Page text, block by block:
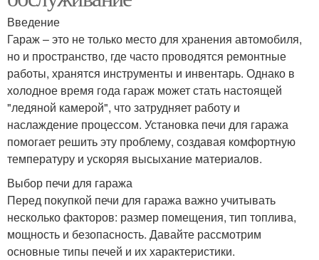
Введение
Гараж – это не только место для хранения автомобиля,
но и пространство, где часто проводятся ремонтные
работы, хранятся инструменты и инвентарь. Однако в
холодное время года гараж может стать настоящей
"ледяной камерой", что затрудняет работу и
наслаждение процессом. Установка печи для гаража
помогает решить эту проблему, создавая комфортную
температуру и ускоряя высыхание материалов.
Выбор печи для гаража
Перед покупкой печи для гаража важно учитывать
несколько факторов: размер помещения, тип топлива,
мощность и безопасность. Давайте рассмотрим
основные типы печей и их характеристики.